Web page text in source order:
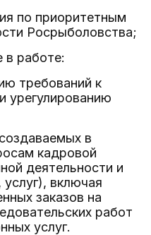
по приоритетным
Росрыболовства;
в работе:
требований к
урегулированию
в
кадровой
деятельности и
включая
заказов на
работ
услуг.